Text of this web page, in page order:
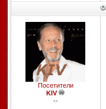
Посетители
KIV
--